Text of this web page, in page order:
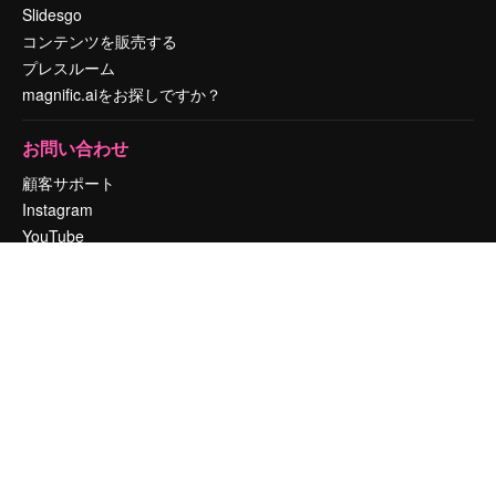
Slidesgo
コンテンツを販売する
プレスルーム
magnific.aiをお探しですか？
お問い合わせ
顧客サポート
Instagram
YouTube